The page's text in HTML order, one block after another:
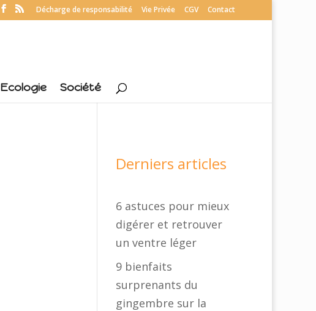
Décharge de responsabilité Vie Privée CGV Contact
Ecologie Société
Derniers articles
6 astuces pour mieux
digérer et retrouver
un ventre léger
9 bienfaits
surprenants du
gingembre sur la